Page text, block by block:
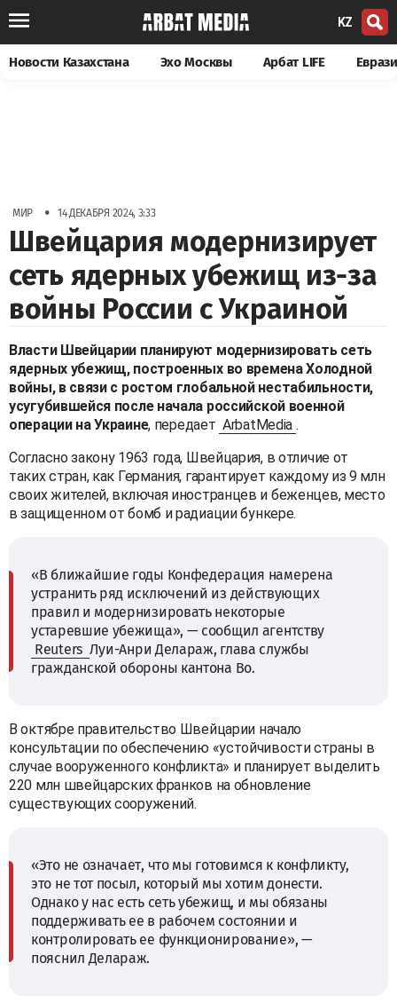
KZ
Новости Казахстана Эхо Москвы Арбат LIFE
МИР • 14 ДЕКАБРЯ 2024, 3:33
Швейцария модернизирует
сеть ядерных убежищ из-за
войны России с Украиной
Власти Швейцарии планируют модернизировать сеть
ядерных убежищ, построенных во времена Холодной
войны, в связи с ростом глобальной нестабильности,
усугубившейся после начала российской военной
операции на Украине, передает ArbatMedia .
Согласно закону 1963 года, Швейцария, в отличие от
таких стран, как Германия, гарантирует каждому из 9 млн
своих жителей, включая иностранцев и беженцев, место
в защищенном от бомб и радиации бункере.
«В ближайшие годы Конфедерация намерена
устранить ряд исключений из действующих
правил и модернизировать некоторые
устаревшие убежища», — сообщил агентству
Reuters Луи-Анри Делараж, глава службы
гражданской обороны кантона Во.
В октябре правительство Швейцарии начало
консультации по обеспечению «устойчивости страны в
случае вооруженного конфликта» и планирует выделить
220 млн швейцарских франков на обновление
существующих сооружений.
«Это не означает, что мы готовимся к конфликту,
это не тот посыл, который мы хотим донести.
Однако у нас есть сеть убежищ, и мы обязаны
поддерживать ее в рабочем состоянии и
контролировать ее функционирование», —
пояснил Делараж.